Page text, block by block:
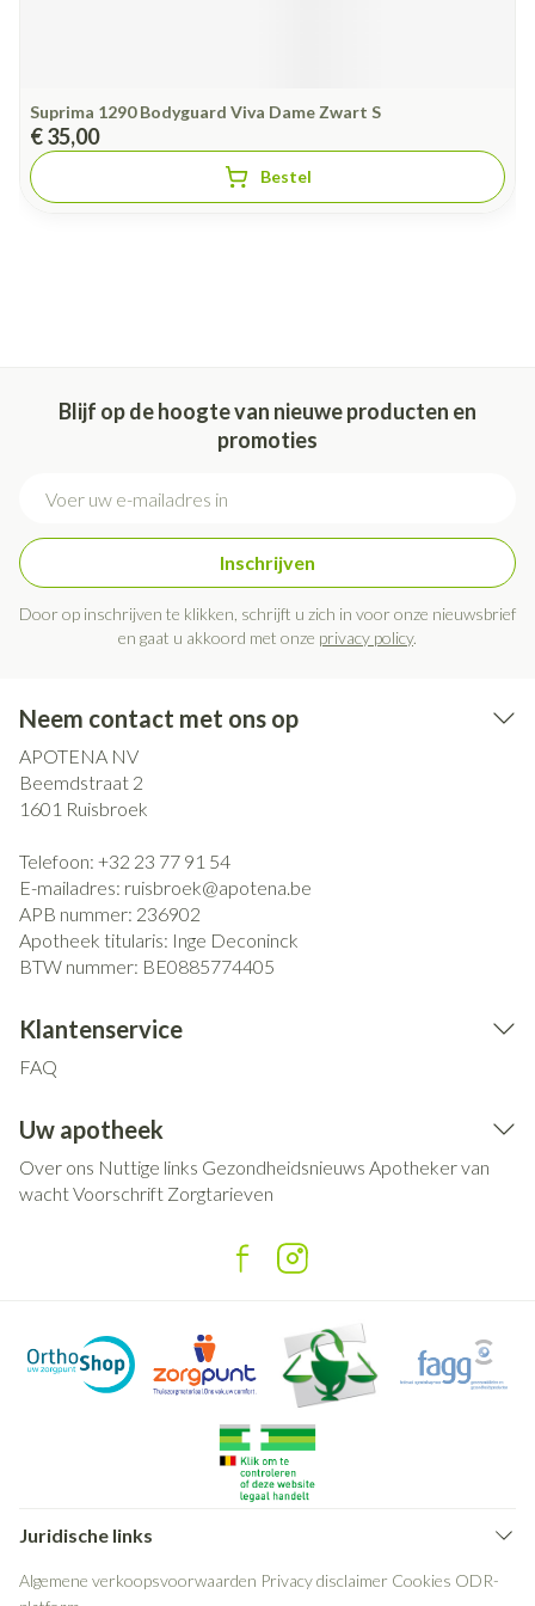
Suprima 1290 Bodyguard Viva Dame Zwart S
€ 35,00
Bestel
Blijf op de hoogte van nieuwe producten en
promoties
Inschrijven
Door op inschrijven te klikken, schrijft u zich in voor onze nieuwsbrief
en gaat u akkoord met onze privacy policy.
Neem contact met ons op
APOTENA NV
Beemdstraat 2
1601 Ruisbroek
Telefoon: +32 23 77 91 54
E-mailadres: ruisbroek@apotena.be
APB nummer: 236902
Apotheek titularis: Inge Deconinck
BTW nummer: BE0885774405
Klantenservice
FAQ
Uw apotheek
Over ons Nuttige links Gezondheidsnieuws Apotheker van
wachtVoorschrift Zorgtarieven
Juridische links
Algemene verkoopsvoorwaarden Privacy disclaimer Cookies ODR-